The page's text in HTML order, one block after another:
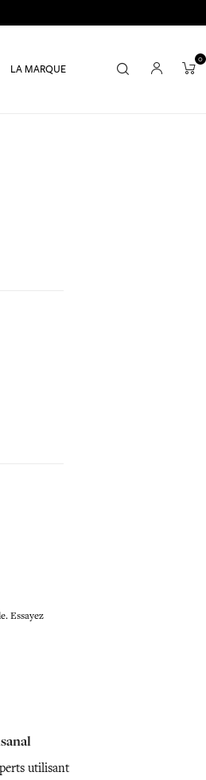
LA MARQUE
0
Essayez
utilisant